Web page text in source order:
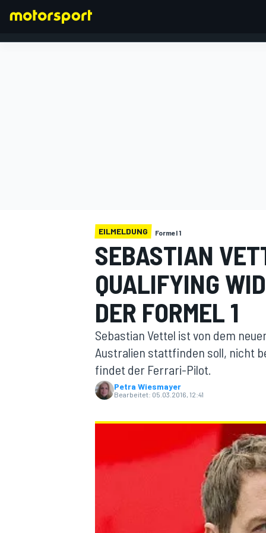
MOTOGP
EILMELDUNG Formel 1
SEBASTIAN
QUALIFYING
DER FORMEL 1
Sebastian Vettel ist von dem
Australien stattfinden soll, nicht
findet der Ferrari-Pilot.
Petra Wiesmayer
Bearbeitet: 05.03.2016, 12:41